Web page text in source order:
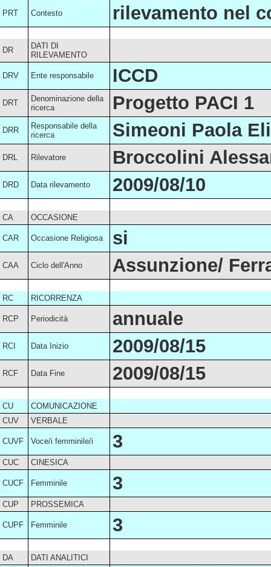
PRT Contesto rilevamento nel
DR
DATI DI
RILEVAMENTO
DRV Ente responsabile ICCD
DRT
Denominazione della
ricerca
Progetto PACI 1
DRR
Responsabile della
ricerca
Simeoni Paola
DRL Rilevatore Broccolini
DRD Data rilevamento 2009/08/10
CA OCCASIONE
CAR Occasione Religiosa si
CAA Ciclo dell'Anno Assunzione/
RC RICORRENZA
RCP Periodicità annuale
RCI Data Inizio 2009/08/15
RCF Data Fine 2009/08/15
CU
COMUNICAZIONE
CUV
VERBALE
CUVF Voce/i femminile/i 3
CUC CINESICA
CUCF Femminile 3
CUP PROSSEMICA
CUPF Femminile 3
DA DATI ANALITICI